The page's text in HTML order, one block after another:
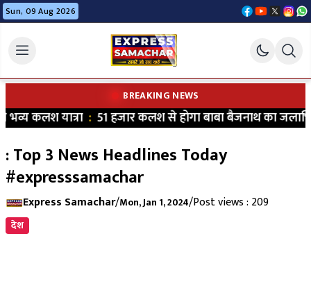
Sun, 09 Aug 2026
BREAKING NEWS
कलश यात्रा:51 हजार कलश से होगा बाबा बैजनाथ का
: Top 3 News Headlines Today
#expresssamachar
Express Samachar/Mon, Jan 1, 2024/Post views : 209
देश